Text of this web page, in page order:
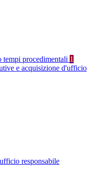
tempi procedimentali 1
e acquisizione d'ufficio
responsabile